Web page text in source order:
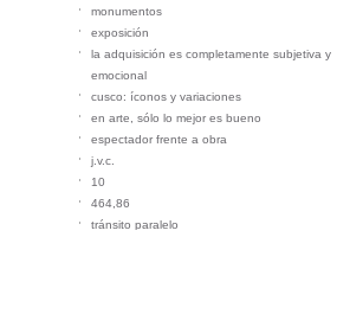
monumentos
exposición
la adquisición es completamente subjetiva y
emocional
cusco: íconos y variaciones
en arte, sólo lo mejor es bueno
espectador frente a obra
j.v.c.
10
464,86
tránsito paralelo